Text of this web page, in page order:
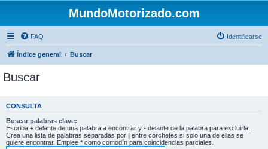
MundoMotorizado.com
FAQ Identificarse
Índice general Buscar
Buscar
CONSULTA
Buscar palabras clave:
Escriba + delante de una palabra a encontrar y - delante de la palabra para excluirla.
Crea una lista de palabras separadas por | entre corchetes si solo una de ellas se
quiere encontrar. Emplee * como comodín para coincidencias parciales.